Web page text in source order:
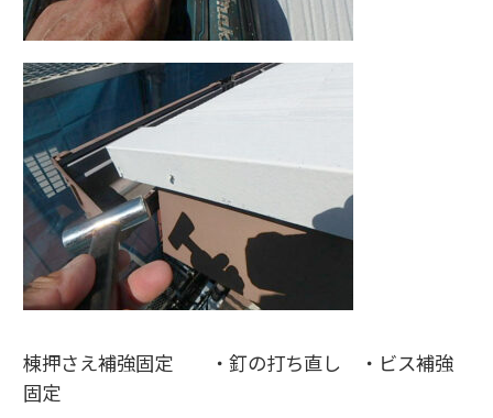
棟押さえ補強固定 ・釘の打ち直し ・ビス補強
固定